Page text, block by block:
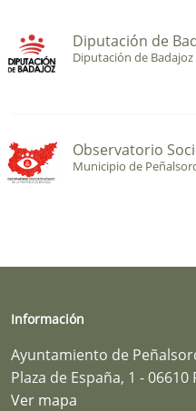
Diputación de
Diputación de Badajoz
Observatorio
Municipio de
Información
Ayuntamiento de
Plaza de España, 1 -
Ver mapa